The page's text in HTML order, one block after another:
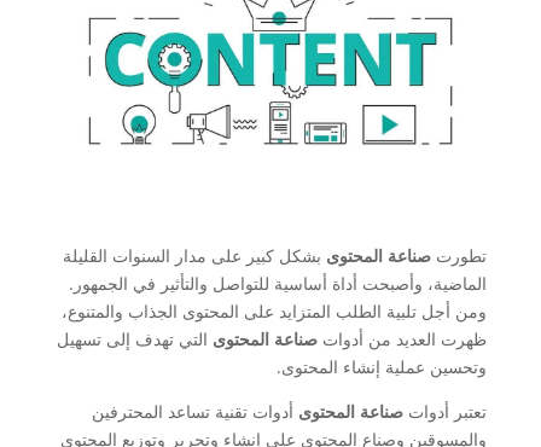
تطورت صناعة المحتوى بشكل كبير على مدار السنوات القليلة
الماضية، وأصبحت أداة أساسية للتواصل والتأثير في الجمهور.
ومن أجل تلبية الطلب المتزايد على المحتوى الجذاب والمتنوع،
ظهرت العديد من أدوات صناعة المحتوى التي تهدف إلى تسهيل
وتحسين عملية إنشاء المحتوى.
تعتبر أدوات صناعة المحتوى أدوات تقنية تساعد المحترفين
والمسوقين وصناع المحتوى على إنشاء وتحرير وتوزيع المحتوى